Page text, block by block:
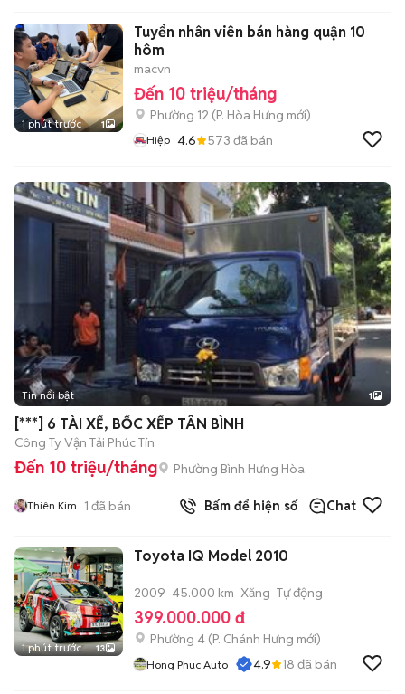
1 phút trước 1
Tuyển nhân viên bán hàng quận 10
hôm
macvn
Đến 10 triệu/tháng
Phường 12 (P. Hòa Hưng mới)
Hiệp 4.6 573 đã bán
Tin nổi bật 1
[***] 6 TÀI XẾ, BỐC XẾP TÂN BÌNH
Công Ty Vận Tải Phúc Tín
Đến 10 triệu/tháng Phường Bình Hưng Hòa
Thiên Kim 1 đã bán Bấm để hiện số Chat
1 phút trước 13
Toyota IQ Model 2010
2009 45.000 km Xăng Tự động
399.000.000 đ
Phường 4 (P. Chánh Hưng mới)
Hong Phuc Auto 4.9 18 đã bán